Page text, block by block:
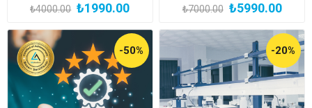
₺4000.00 ₺1990.00 ₺7000.00 ₺5990.00
-50% -20%